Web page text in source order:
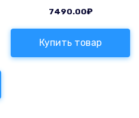
7490.00₽
Купить товар